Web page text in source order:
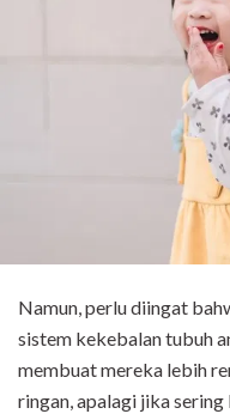
Namun, perlu diingat
sistem kekebalan tubuh
membuat mereka lebih
ringan, apalagi jika